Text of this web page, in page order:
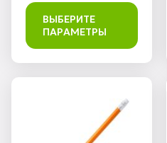
ВЫБЕРИТЕ
ПАРАМЕТРЫ